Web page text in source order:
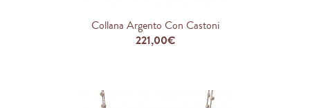
Collana Argento Con Castoni
221,00€